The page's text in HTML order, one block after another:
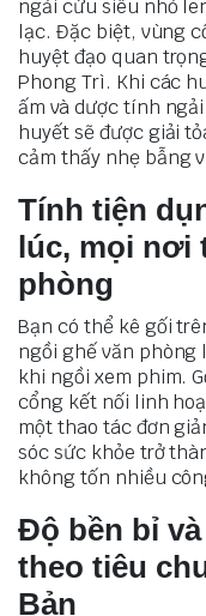
ngải cứu siêu nhỏ
lạc. Đặc biệt, vùng
huyệt đạo quan
Phong Trì. Khi các
ấm và dược tính
huyết sẽ được giải
cảm thấy nhẹ bẫng
Tính tiện
lúc, mọi nơi
phòng
Bạn có thể kê gối
ngồi ghế văn phòng
khi ngồi xem phim.
cổng kết nối linh
một thao tác đơn
sóc sức khỏe trở
không tốn nhiều
Độ bền bỉ
theo tiêu
Bản